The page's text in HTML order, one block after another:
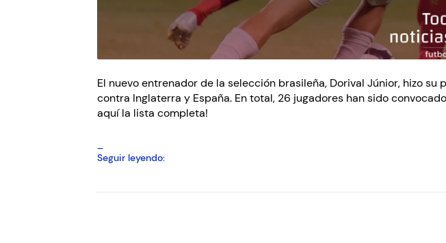
El nuevo entrenador de la selección brasileña, Dorival Júnior, hizo
contra Inglaterra y España. En total, 26 jugadores han sido
aquí la lista completa!
Seguir leyendo:Con